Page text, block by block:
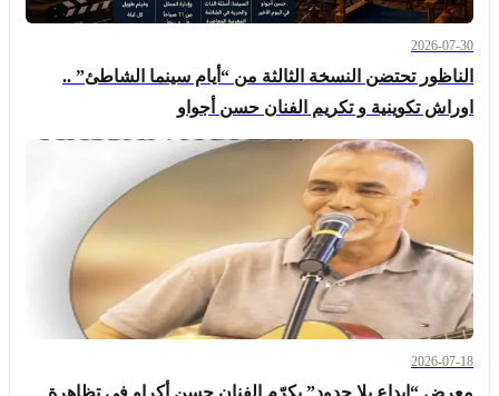
2026-07-30
الناظور تحتضن النسخة الثالثة من “أيام سينما الشاطئ” ..
اوراش تكوينية و تكريم الفنان حسن أجواو
2026-07-18
معرض “إبداع بلا حدود” يكرّم الفنان حسن أكراو في تظاهرة